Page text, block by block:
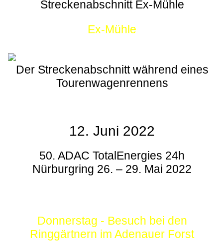
Streckenabschnitt Ex-Mühle
Ex-Mühle
Der Streckenabschnitt während eines
Tourenwagenrennens
12. Juni 2022
50. ADAC TotalEnergies 24h
Nürburgring 26. – 29. Mai 2022
Donnerstag - Besuch bei den
Ringgärtnern im Adenauer Forst